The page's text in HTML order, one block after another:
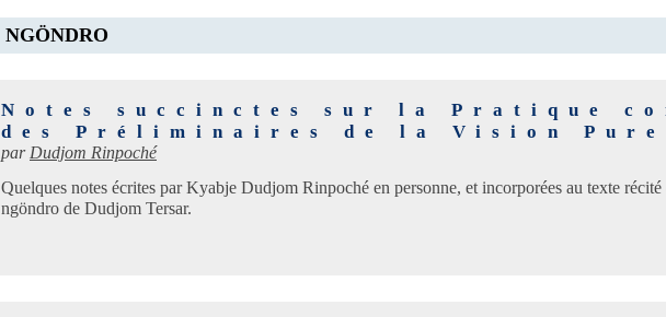
NGÖNDRO
Notes succinctes sur la Pratique
des Préliminaires de la Vision Pure
parDudjom Rinpoché
Quelques notes écrites par Kyabje Dudjom Rinpoché en personne, et incorporées au texte
ngöndro de Dudjom Tersar.